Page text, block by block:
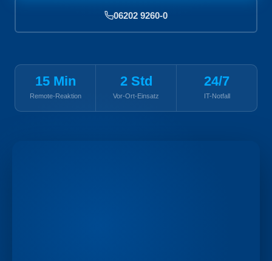
06202 9260-0
15 Min
Remote-Reaktion
2 Std
Vor-Ort-Einsatz
24/7
IT-Notfall